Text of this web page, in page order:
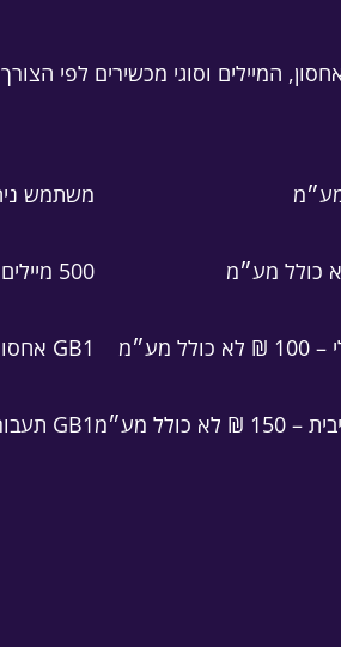
המיילים וסוגי מכשירים לפי
מע״מ
משתמש ניהול נוסף
500 מיילים – 30 ₪ לא כולל מע״מ
GB1 אחסון – 10 ₪ לא כולל מע״מ
GB1 תעבורה חודשית – 10 ₪ לא כולל מע״מ